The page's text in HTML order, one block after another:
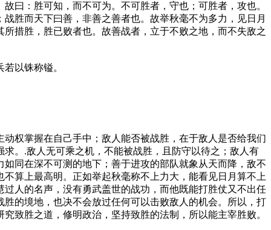
：胜可知，而不可为。不可胜者，守也；可胜者，攻也。
胜而天下曰善，非善之善者也。故举秋毫不为多力，见日月
措胜，胜已败者也。故善战者，立于不败之地，而不失敌之
若以铢称镒。
权掌握在自己手中；敌人能否被战胜，在于敌人是否给我们
。.敌人无可乘之机，不能被战胜，且防守以待之；敌人有
同在深不可测的地下；善于进攻的部队就象从天而降，敌不
算上最高明。正如举起秋毫称不上力大，能看见日月算不上
人的名声，没有勇武盖世的战功，而他既能打胜仗又不出任
的境地，也决不会放过任何可以击败敌人的机会。所以，打
致胜之道，修明政治，坚持致胜的法制，所以能主宰胜败。